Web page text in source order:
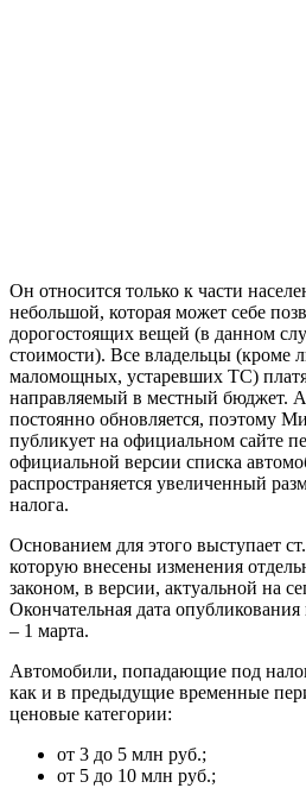
Он относится только к части
небольшой, которая может себе
дорогостоящих вещей (в данном
стоимости). Все владельцы (кроме
маломощных, устаревших ТС)
направляемый в местный бюджет.
постоянно обновляется, поэтому
публикует на официальном сайте
официальной версии списка
распространяется увеличенный
налога.
Основанием для этого выступает
которую внесены изменения
законом, в версии, актуальной на
Окончательная дата
– 1 марта.
Автомобили, попадающие под
как и в предыдущие временные
ценовые категории:
от 3 до 5 млн руб.;
от 5 до 10 млн руб.;